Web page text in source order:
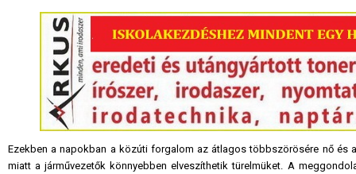
Ezekben a napokban a közúti forgalom az átlagos többszörösére nő
miatt a járművezetők könnyebben elveszíthetik türelmüket. A